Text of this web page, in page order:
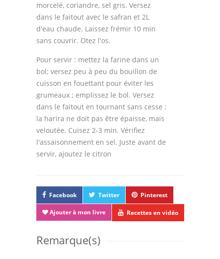
morcelé, coriandre, sel gris. Versez
dans le faitout avec le safran et 2L
d'eau chaude. Lais­sez frémir 10 min
sans couvrir. Otez l'os.
Pour servir : mettez la farine dans un
bol; versez peu à peu du bouillon de
cuisson en fouettant pour éviter les
grumeaux ; emplissez le bol. Versez
dans le faitout en tournant sans cesse :
la harira ne doit pas être épaisse, mais
veloutée. Cuisez 2-3 min. Vérifiez
l'assaisonnement en sel. Juste avant de
servir, ajoutez le citron
Facebook Twitter Pinterest
Ajouter à mon livre Recettes en vidéo
Remarque(s)